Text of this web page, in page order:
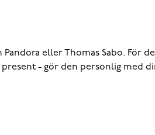
Pandora ellerThomas Sabo. För
present - gör den personlig